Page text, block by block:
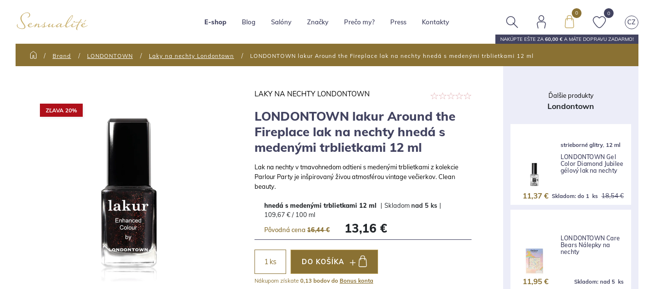
E-shop Blog Salóny Značky Prečo my? Press Kontakty
0 0
CZ
NAKÚPTE EŠTE ZA 60,00 € A MÁTE DOPRAVU ZADARMO!
Brand LONDONTOWN Laky na nechty Londontown LONDONTOWN lakur Around the Fireplace lak na nechty hnedá s medenými trblietkami 12 ml
ZĽAVA 20%
LAKY NA NECHTY LONDONTOWN
LONDONTOWN lakur Around the
Fireplace lak na nechty hnedá s
medenými trblietkami 12 ml
Lak na nechty v tmavohnedom odtieni s medenými trblietkami z kolekcie
Parlour Party je inšpirovaný živou atmosférou vintage večierkov. Clean
beauty.
hnedá s medenými trblietkami 12 ml | Skladomnad 5 ks |
109,67 € / 100 ml
Pôvodná cena 16,44 € 13,16 €
ks DO KOŠÍKA
Nákupom získate 0,13 bodov do Bonus konta
Ďalšie produkty
Londontown
strieborné glitry, 12 ml
LONDONTOWN Gel
Color Diamond Jubilee
gélový lak na nechty
Skladom: do 1 ks 18,54 €
11,37 €
LONDONTOWN Care
Bears Nálepky na
nechty
Skladom: nad 5 ks
11,95 €